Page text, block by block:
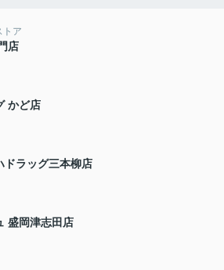
トア
店
かど店
ドラッグ三本柳店
盛岡津志田店